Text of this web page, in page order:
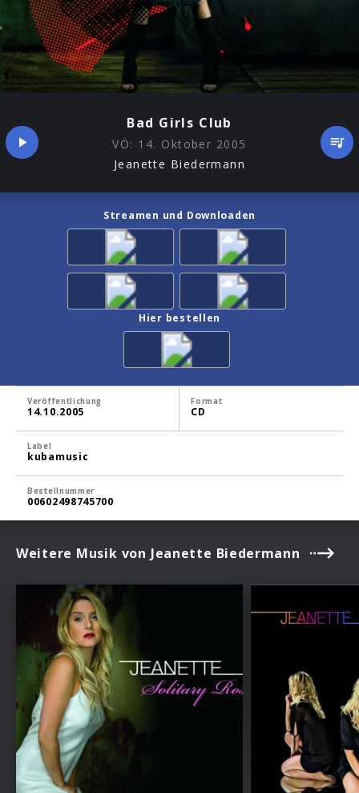
Bad Girls Club
VÖ: 14. Oktober 2005
Jeanette Biedermann
Streamen und Downloaden
Hier bestellen
Veröffentlichung
14.10.2005
Format
CD
Label
kubamusic
Bestellnummer
00602498745700
Weitere Musik von Jeanette Biedermann